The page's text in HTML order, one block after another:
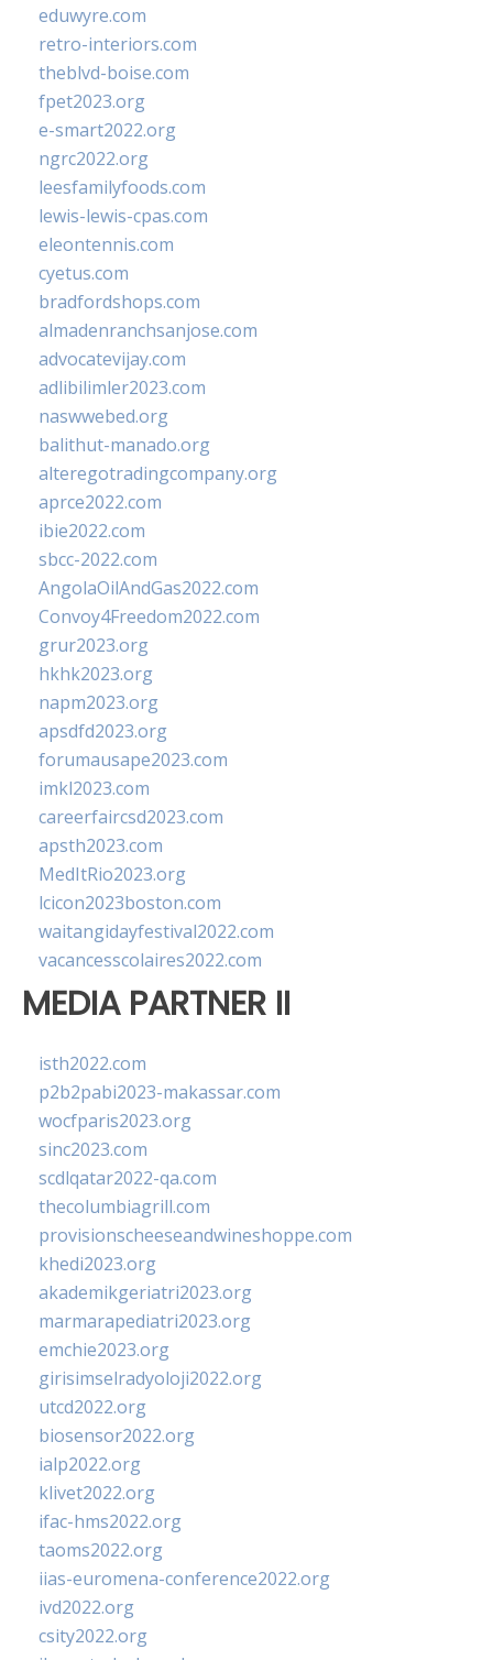
eduwyre.com
retro-interiors.com
theblvd-boise.com
fpet2023.org
e-smart2022.org
ngrc2022.org
leesfamilyfoods.com
lewis-lewis-cpas.com
eleontennis.com
cyetus.com
bradfordshops.com
almadenranchsanjose.com
advocatevijay.com
adlibilimler2023.com
naswwebed.org
balithut-manado.org
alteregotradingcompany.org
aprce2022.com
ibie2022.com
sbcc-2022.com
AngolaOilAndGas2022.com
Convoy4Freedom2022.com
grur2023.org
hkhk2023.org
napm2023.org
apsdfd2023.org
forumausape2023.com
imkl2023.com
careerfaircsd2023.com
apsth2023.com
MedItRio2023.org
lcicon2023boston.com
waitangidayfestival2022.com
vacancesscolaires2022.com
MEDIA PARTNER II
isth2022.com
p2b2pabi2023-makassar.com
wocfparis2023.org
sinc2023.com
scdlqatar2022-qa.com
thecolumbiagrill.com
provisionscheeseandwineshoppe.com
khedi2023.org
akademikgeriatri2023.org
marmarapediatri2023.org
emchie2023.org
girisimselradyoloji2022.org
utcd2022.org
biosensor2022.org
ialp2022.org
klivet2022.org
ifac-hms2022.org
taoms2022.org
iias-euromena-conference2022.org
ivd2022.org
csity2022.org